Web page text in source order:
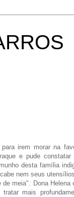
irem morar na
e pude
desta família
nem seus
meia". Dona
mais